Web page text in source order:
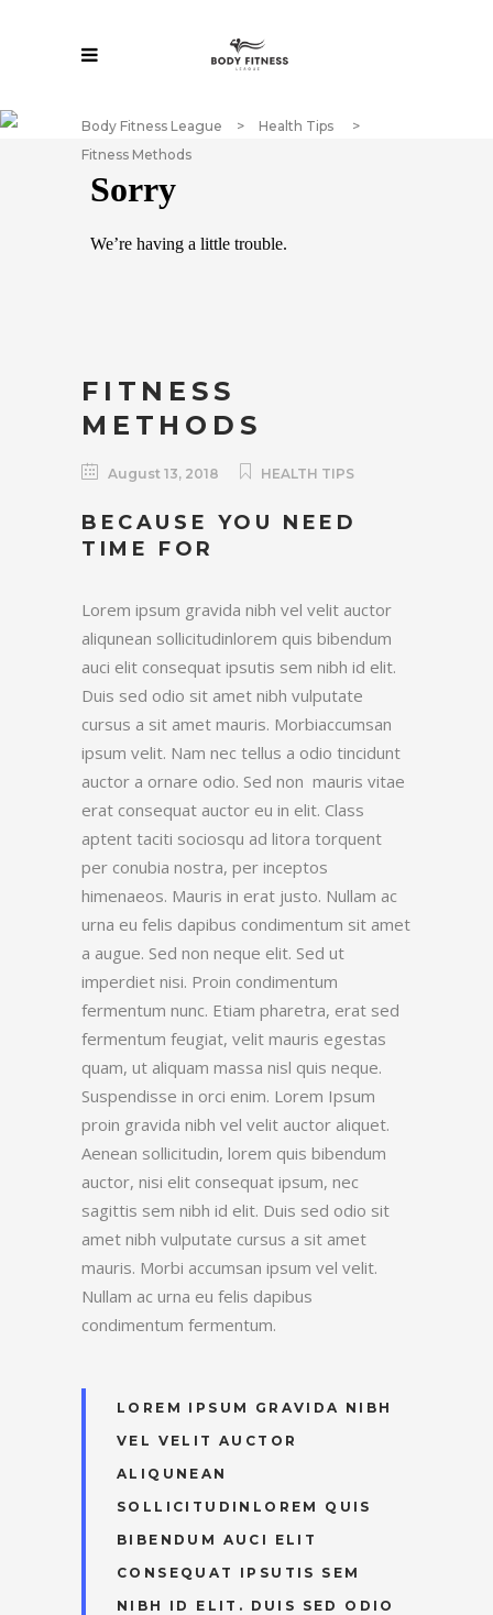
Body Fitness League > Health Tips
>
Fitness Methods
FITNESS
METHODS
August 13, 2018 HEALTH TIPS
BECAUSE YOU NEED
TIME FOR
Lorem ipsum gravida nibh vel velit auctor
aliqunean sollicitudinlorem quis bibendum
auci elit consequat ipsutis sem nibh id elit.
Duis sed odio sit amet nibh vulputate
cursus a sit amet mauris. Morbiaccumsan
ipsum velit. Nam nec tellus a odio tincidunt
auctor a ornare odio. Sed non mauris vitae
erat consequat auctor eu in elit. Class
aptent taciti sociosqu ad litora torquent
per conubia nostra, per inceptos
himenaeos. Mauris in erat justo. Nullam ac
urna eu felis dapibus condimentum sit amet
a augue. Sed non neque elit. Sed ut
imperdiet nisi. Proin condimentum
fermentum nunc. Etiam pharetra, erat sed
fermentum feugiat, velit mauris egestas
quam, ut aliquam massa nisl quis neque.
Suspendisse in orci enim. Lorem Ipsum
proin gravida nibh vel velit auctor aliquet.
Aenean sollicitudin, lorem quis bibendum
auctor, nisi elit consequat ipsum, nec
sagittis sem nibh id elit. Duis sed odio sit
amet nibh vulputate cursus a sit amet
mauris. Morbi accumsan ipsum vel velit.
Nullam ac urna eu felis dapibus
condimentum fermentum.
LOREM IPSUM GRAVIDA NIBH
VEL VELIT AUCTOR
ALIQUNEAN
SOLLICITUDINLOREM QUIS
BIBENDUM AUCI ELIT
CONSEQUAT IPSUTIS SEM
NIBH ID ELIT. DUIS SED ODIO